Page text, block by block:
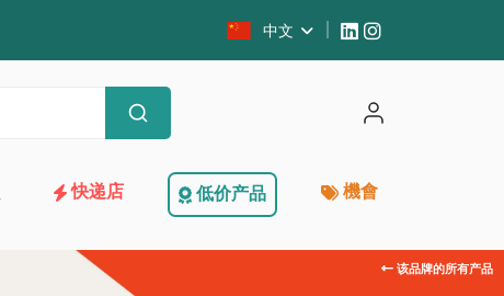
中文
快递店 低价产品 機會
该品牌的所有产品